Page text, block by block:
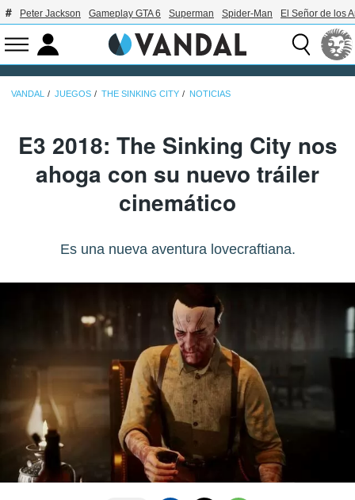
Peter Jackson Gameplay GTA 6 Superman Spider-Man El Señor de los
VANDAL JUEGOS THE SINKING CITY NOTICIAS
E3 2018: The Sinking City nos
ahoga con su nuevo tráiler
cinemático
Es una nueva aventura lovecraftiana.